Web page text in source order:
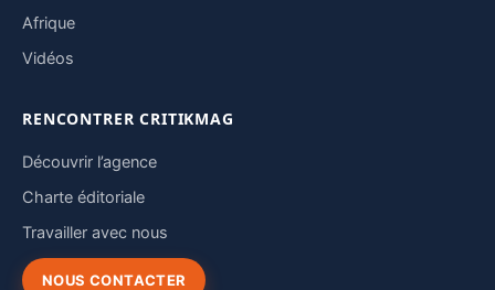
Afrique
Vidéos
RENCONTRER CRITIKMAG
Découvrir l’agence
Charte éditoriale
Travailler avec nous
NOUS CONTACTER